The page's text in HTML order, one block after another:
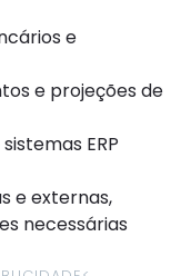
e
e projeções de
ERP
e externas,
necessárias